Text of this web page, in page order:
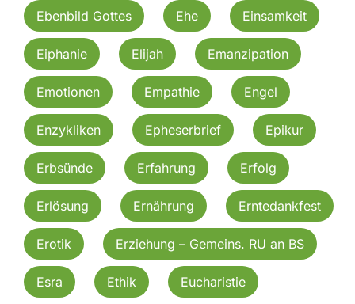
Ebenbild Gottes Ehe Einsamkeit
Eiphanie Elijah Emanzipation
Emotionen Empathie Engel
Enzykliken Epheserbrief Epikur
Erbsünde Erfahrung Erfolg
Erlösung Ernährung Erntedankfest
Erotik Erziehung – Gemeins. RU an BS
Esra Ethik Eucharistie